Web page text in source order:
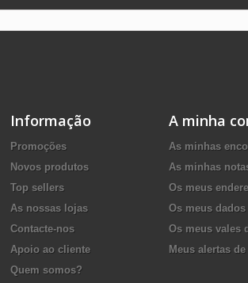
Informação
Promoções
Novos produtos
Top sellers
As nossas lojas
Contacte-nos
Apoio ao cliente
Quem somos?
A minha
As minhas
As minhas
Os meus
Os meus
Os meus vales
Meus alertas